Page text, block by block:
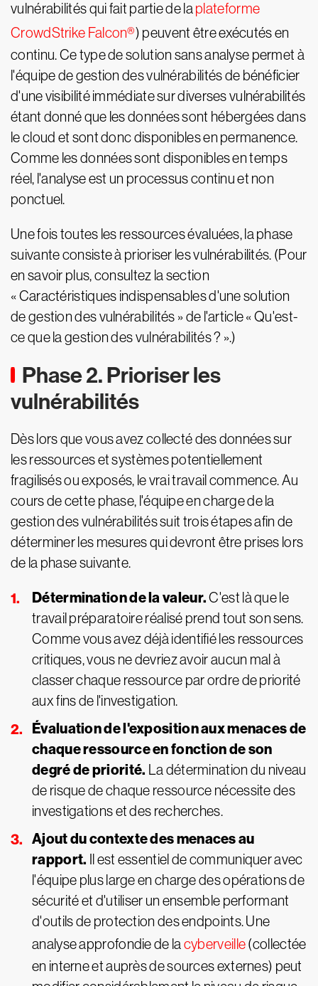
vulnérabilités qui fait partie de la plateforme
CrowdStrike Falcon®) peuvent être exécutés en
continu. Ce type de solution sans analyse permet à
l'équipe de gestion des vulnérabilités de bénéficier
d'une visibilité immédiate sur diverses vulnérabilités
étant donné que les données sont hébergées dans
le cloud et sont donc disponibles en permanence.
Comme les données sont disponibles en temps
réel, l'analyse est un processus continu et non
ponctuel.
Une fois toutes les ressources évaluées, la phase
suivante consiste à prioriser les vulnérabilités. (Pour
en savoir plus, consultez la section
« Caractéristiques indispensables d'une solution
de gestion des vulnérabilités » de l'article « Qu'est-
ce que la gestion des vulnérabilités ? ».)
Phase 2. Prioriser les
vulnérabilités
Dès lors que vous avez collecté des données sur
les ressources et systèmes potentiellement
fragilisés ou exposés, le vrai travail commence. Au
cours de cette phase, l'équipe en charge de la
gestion des vulnérabilités suit trois étapes afin de
déterminer les mesures qui devront être prises lors
de la phase suivante.
Détermination de la valeur.C'est là que le
travail préparatoire réalisé prend tout son sens.
Comme vous avez déjà identifié les ressources
critiques, vous ne devriez avoir aucun mal à
classer chaque ressource par ordre de priorité
aux fins de l'investigation.
Évaluation de l'exposition aux menaces de
chaque ressource en fonction de son
degré de priorité. La détermination du niveau
de risque de chaque ressource nécessite des
investigations et des recherches.
Ajout du contexte des menaces au
rapport.
Il est essentiel de communiquer avec
l'équipe plus large en charge des opérations de
sécurité et d'utiliser un ensemble performant
d'outils de protection des endpoints. Une
analyse approfondie de la cyberveille(collectée
en interne et auprès de sources externes) peut